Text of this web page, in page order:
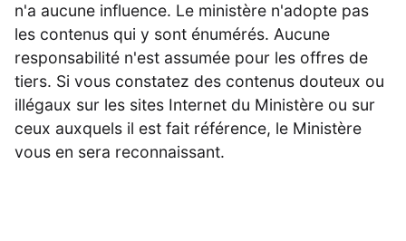
n'a aucune influence. Le ministère n'adopte pas
les contenus qui y sont énumérés. Aucune
responsabilité n'est assumée pour les offres de
tiers. Si vous constatez des contenus douteux ou
illégaux sur les sites Internet du Ministère ou sur
ceux auxquels il est fait référence, le Ministère
vous en sera reconnaissant.